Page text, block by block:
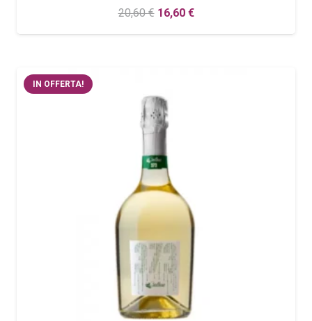
20,60€ Il
prezzo
16,60 €Il
prezzo
IN OFFERTA!